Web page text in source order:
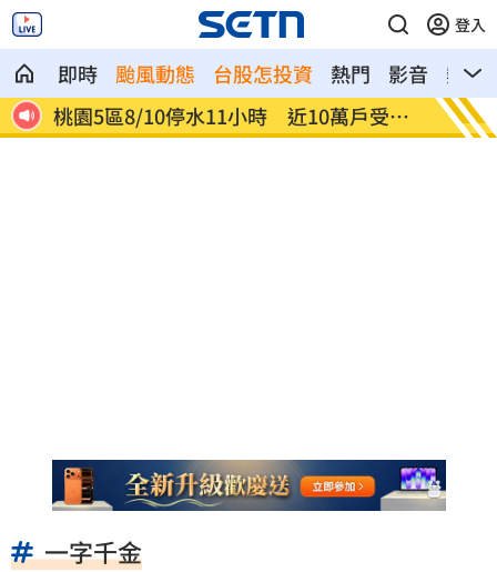
登入
即時 颱風動態 台股怎投資 熱門 影音
熱搜
影
「白海豚」最快明發海警 卓榮泰發聲了 李棟
一字千金